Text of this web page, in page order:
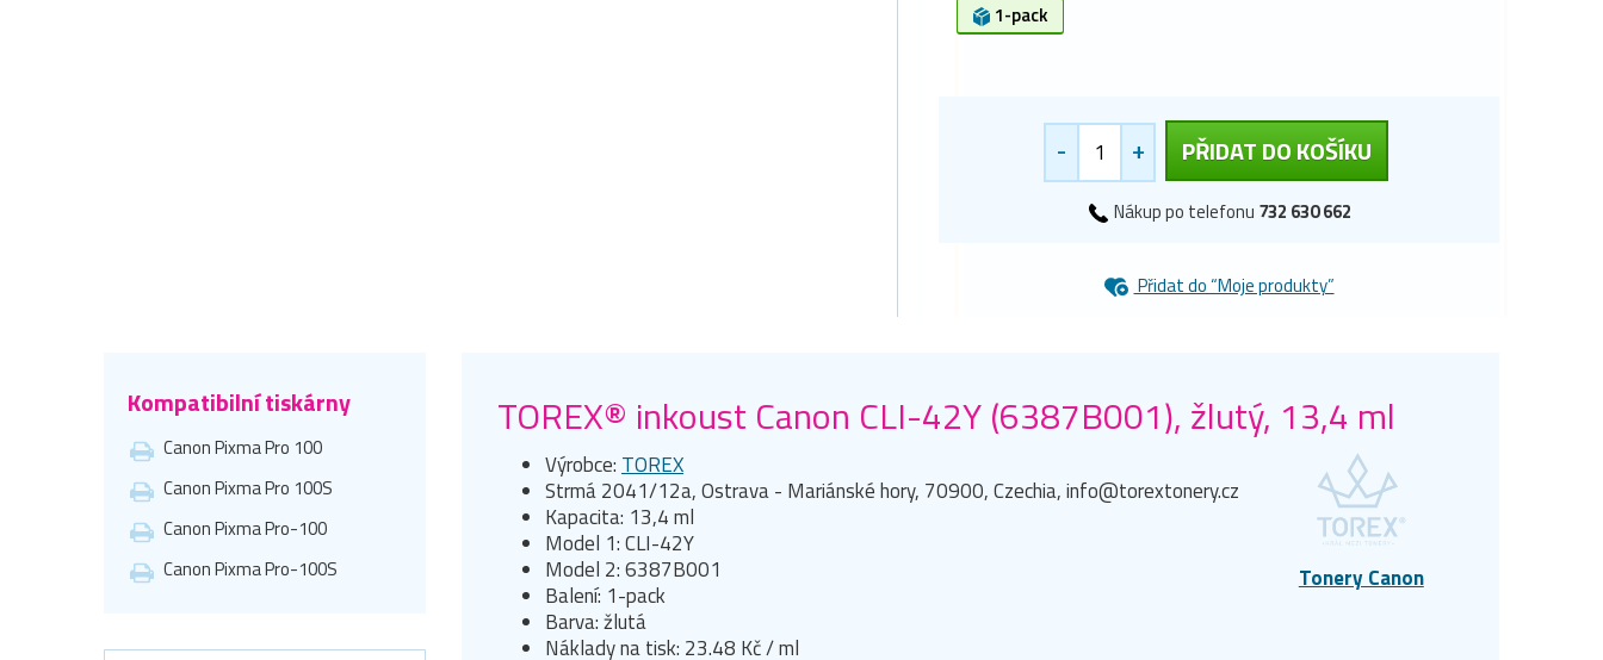
1-pack
- + PŘIDAT DO KOŠÍKU
Nákup po telefonu 732 630 662
Přidat do “Moje produkty”
Kompatibilní tiskárny
Canon Pixma Pro 100
Canon Pixma Pro 100S
Canon Pixma Pro-100
Canon Pixma Pro-100S
TOREX® inkoust Canon CLI-42Y (6387B001), žlutý, 13,4 ml
Tonery Canon
Výrobce:TOREX
Strmá 2041/12a, Ostrava - Mariánské hory, 70900, Czechia, info@torextonery.cz
Kapacita: 13,4 ml
Model 1: CLI-42Y
Model 2: 6387B001
Balení: 1-pack
Barva: žlutá
Náklady na tisk: 23.48 Kč / ml